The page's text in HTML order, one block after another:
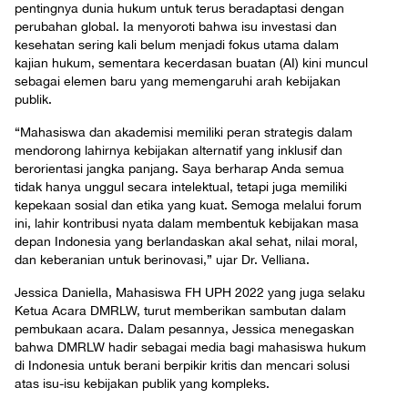
pentingnya dunia hukum untuk terus beradaptasi dengan
perubahan global. Ia menyoroti bahwa isu investasi dan
kesehatan sering kali belum menjadi fokus utama dalam
kajian hukum, sementara kecerdasan buatan (AI) kini muncul
sebagai elemen baru yang memengaruhi arah kebijakan
publik.
“Mahasiswa dan akademisi memiliki peran strategis dalam
mendorong lahirnya kebijakan alternatif yang inklusif dan
berorientasi jangka panjang. Saya berharap Anda semua
tidak hanya unggul secara intelektual, tetapi juga memiliki
kepekaan sosial dan etika yang kuat. Semoga melalui forum
ini, lahir kontribusi nyata dalam membentuk kebijakan masa
depan Indonesia yang berlandaskan akal sehat, nilai moral,
dan keberanian untuk berinovasi,” ujar Dr. Velliana.
Jessica Daniella, Mahasiswa FH UPH 2022 yang juga selaku
Ketua Acara DMRLW, turut memberikan sambutan dalam
pembukaan acara. Dalam pesannya, Jessica menegaskan
bahwa DMRLW hadir sebagai media bagi mahasiswa hukum
di Indonesia untuk berani berpikir kritis dan mencari solusi
atas isu-isu kebijakan publik yang kompleks.